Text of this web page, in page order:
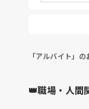
来たりしてる
たいな奴にな
「アルバイト」
👑職場・人間